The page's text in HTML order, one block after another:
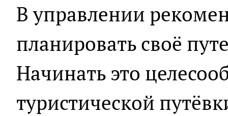
В управлении
планировать своё
Начинать это
туристической